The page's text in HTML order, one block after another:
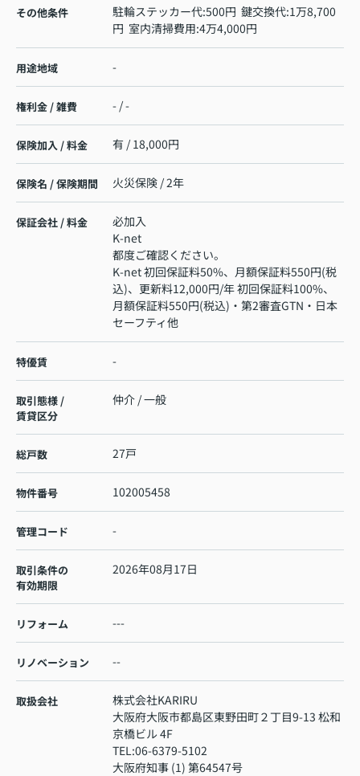
その他条件
駐輪ステッカー代:500円 鍵交換代:1万8,700
円 室内清掃費用:4万4,000円
用途地域 -
権利金 / 雑費 - / -
保険加入 / 料金 有 / 18,000円
保険名 / 保険期間 火災保険 / 2年
保証会社 / 料金
必加入
K-net
都度ご確認ください。
K-net 初回保証料50%、月額保証料550円(税
込)、更新料12,000円/年 初回保証料100%、
月額保証料550円(税込)・第2審査GTN・日本
セーフティ他
特優賃 -
取引態様 /
賃貸区分
仲介 / 一般
総戸数 27戸
物件番号 102005458
管理コード -
取引条件の
有効期限
2026年08月17日
リフォーム ---
リノベーション --
取扱会社
株式会社KARIRU
大阪府大阪市都島区東野田町２丁目9-13 松和
京橋ビル 4F
TEL:06-6379-5102
大阪府知事 (1) 第64547号